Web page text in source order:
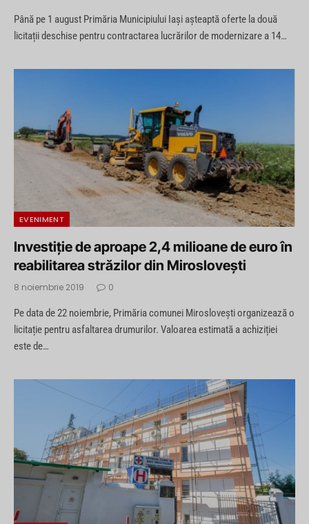
Până pe 1 august Primăria Municipiului Iași așteaptă oferte la două
licitații deschise pentru contractarea lucrărilor de modernizare a 14…
EVENIMENT
Investiție de aproape 2,4 milioane de euro în
reabilitarea străzilor din Miroslovești
8 noiembrie 2019 0
Pe data de 22 noiembrie, Primăria comunei Miroslovești organizează o
licitație pentru asfaltarea drumurilor. Valoarea estimată a achiziției
este de…